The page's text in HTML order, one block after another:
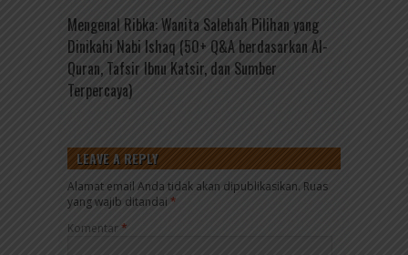
Mengenal Ribka: Wanita Salehah Pilihan yang
Dinikahi Nabi Ishaq (50+ Q&A berdasarkan Al-
Quran, Tafsir Ibnu Katsir, dan Sumber
Terpercaya)
LEAVE A REPLY
Alamat email Anda tidak akan dipublikasikan. Ruas
yang wajib ditandai *
Komentar *